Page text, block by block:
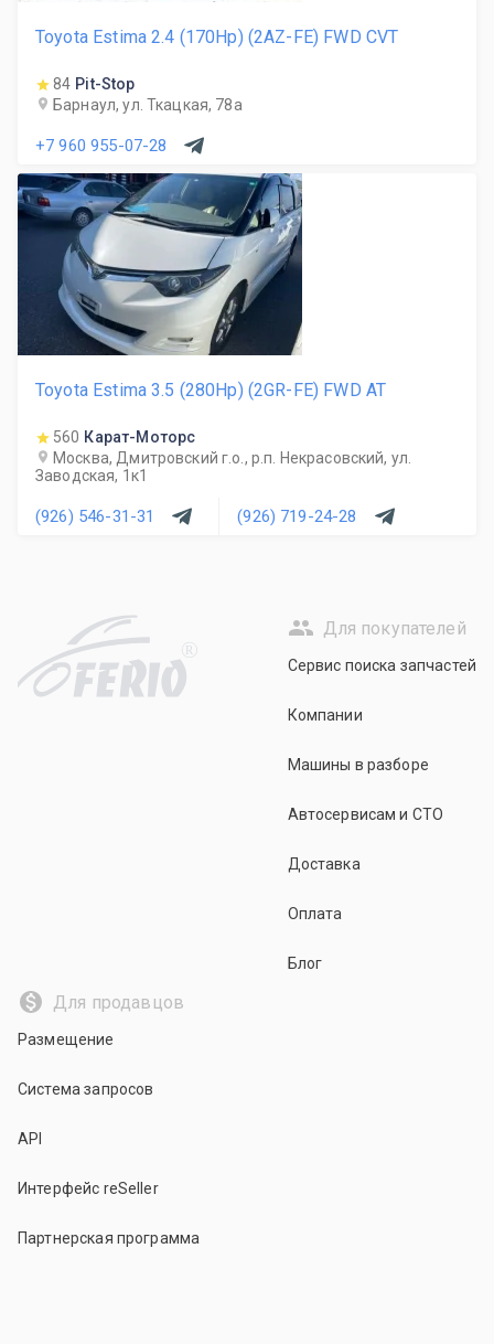
Toyota Estima 2.4 (170Hp) (2AZ-FE) FWD CVT
84 Pit-Stop
Барнаул, ул. Ткацкая, 78а
+7 960 955-07-28
Toyota Estima 3.5 (280Hp) (2GR-FE) FWD AT
560 Карат-Моторс
Москва, Дмитровский г.о., р.п. Некрасовский, ул.
Заводская, 1к1
(926) 546-31-31 (926) 719-24-28
R
Для покупателей
Сервис поиска запчастей
Компании
Машины в разборе
Автосервисам и СТО
Доставка
Оплата
Блог
Для продавцов
Размещение
Система запросов
API
Интерфейс reSeller
Партнерская программа